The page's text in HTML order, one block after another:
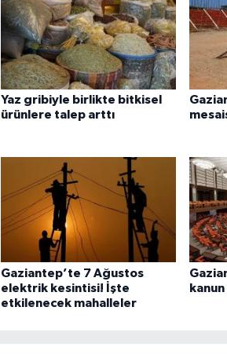
Yaz gribiyle birlikte bitkisel
ürünlere talep arttı
Gaziantep’te 7 Ağustos
elektrik kesintisi! İşte
etkilenecek mahalleler